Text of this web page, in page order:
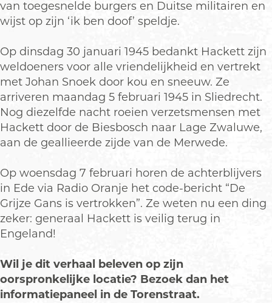
van toegesnelde burgers en Duitse militairen en
wijst op zijn ‘ik ben doof’ speldje.
Op dinsdag 30 januari 1945 bedankt Hackett zijn
weldoeners voor alle vriendelijkheid en vertrekt
met Johan Snoek door kou en sneeuw. Ze
arriveren maandag 5 februari 1945 in Sliedrecht.
Nog diezelfde nacht roeien verzetsmensen met
Hackett door de Biesbosch naar Lage Zwaluwe,
aan de geallieerde zijde van de Merwede.
Op woensdag 7 februari horen de achterblijvers
in Ede via Radio Oranje het code-bericht “De
Grijze Gans is vertrokken”. Ze weten nu een ding
zeker: generaal Hackett is veilig terug in
Engeland!
Wil je dit verhaal beleven op zijn
oorspronkelijke locatie? Bezoek dan het
informatiepaneel in de Torenstraat.